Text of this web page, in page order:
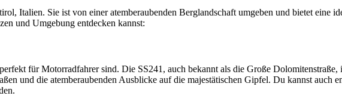
Italien. Sie ist von einer atemberaubenden Berglandschaft umgeben und bietet eine
und Umgebung entdecken kannst:
für Motorradfahrer sind. Die SS241, auch bekannt als die Große
und die atemberaubenden Ausblicke auf die majestätischen Gipfel. Du kannst auch